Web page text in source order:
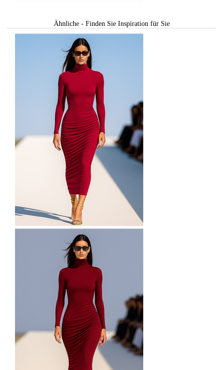
Ähnliche - Finden Sie Inspiration für Sie